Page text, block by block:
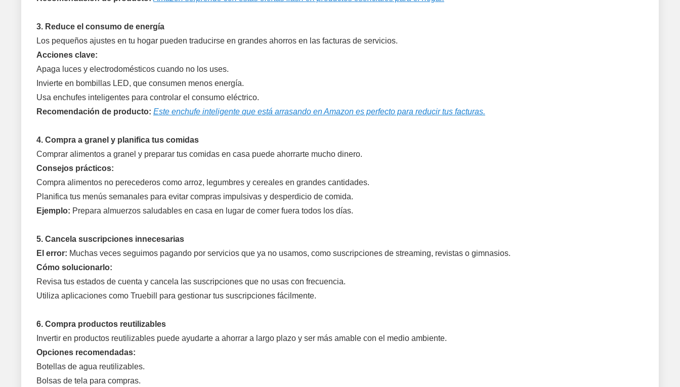
3. Reduce el consumo de energía
Los pequeños ajustes en tu hogar pueden traducirse en grandes ahorros en las facturas de servicios.
Acciones clave:
Apaga luces y electrodomésticos cuando no los uses.
Invierte en bombillas LED, que consumen menos energía.
Usa enchufes inteligentes para controlar el consumo eléctrico.
Recomendación de producto: Este enchufe inteligente que está arrasando en Amazon es perfecto para reducir tus facturas.
4. Compra a granel y planifica tus comidas
Comprar alimentos a granel y preparar tus comidas en casa puede ahorrarte mucho dinero.
Consejos prácticos:
Compra alimentos no perecederos como arroz, legumbres y cereales en grandes cantidades.
Planifica tus menús semanales para evitar compras impulsivas y desperdicio de comida.
Ejemplo: Prepara almuerzos saludables en casa en lugar de comer fuera todos los días.
5. Cancela suscripciones innecesarias
El error: Muchas veces seguimos pagando por servicios que ya no usamos, como suscripciones de streaming, revistas o gimnasios.
Cómo solucionarlo:
Revisa tus estados de cuenta y cancela las suscripciones que no usas con frecuencia.
Utiliza aplicaciones como Truebill para gestionar tus suscripciones fácilmente.
6. Compra productos reutilizables
Invertir en productos reutilizables puede ayudarte a ahorrar a largo plazo y ser más amable con el medio ambiente.
Opciones recomendadas:
Botellas de agua reutilizables.
Bolsas de tela para compras.